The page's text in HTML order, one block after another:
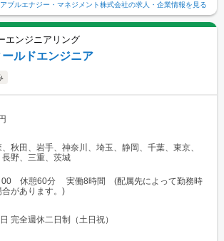
ブルエナジー・マネジメント株式会社の求人・企業情報を見る
エンジニアリング
ールドエンジニア
秋田、岩手、神奈川、埼玉、静岡、千葉、東京、
野、三重、茨城
00 休憩60分 実働8時間 (配属先によって勤務時
があります。)
完全週休二日制（土日祝）